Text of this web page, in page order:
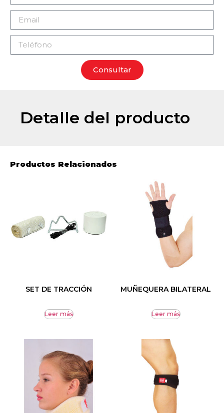
Consultar
Detalle del producto
Productos Relacionados
SET DE TRACCIÓN
Leer más
MUÑEQUERA BILATERAL
Leer más